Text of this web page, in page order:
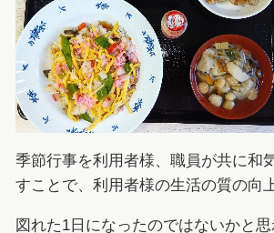
季節行事を利用者様、職員が共に和
すことで、利用者様の生活の質の向
図れた1日になったのではないかと思